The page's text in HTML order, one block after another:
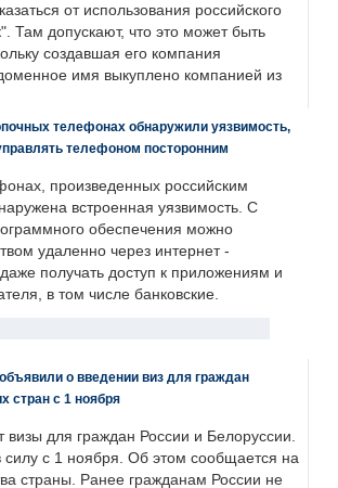
от использования российского
Там допускают, что это может быть
создавшая его компания
имя выкуплено компанией из
телефонах обнаружили уязвимость,
телефоном посторонним
произведенных российским
встроенная уязвимость. С
обеспечения можно
удаленно через интернет -
получать доступ к приложениям и
в том числе банковские.
о введении виз для граждан
стран с 1 ноября
визы для граждан России и Белоруссии.
силу с 1 ноября. Об этом сообщается на
страны. Ранее гражданам России не